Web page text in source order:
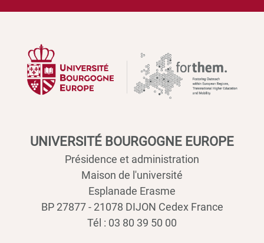
UNIVERSITÉ BOURGOGNE EUROPE
Présidence et administration
Maison de l'université
Esplanade Erasme
BP 27877 - 21078 DIJON Cedex France
Tél : 03 80 39 50 00